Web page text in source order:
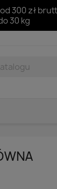
300 zł
30 kg